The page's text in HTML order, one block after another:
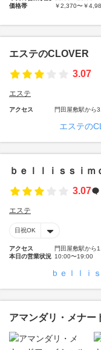
価格帯
￥2,370〜￥
エステのCLOVER
3.07
エステ
アクセス 門田屋敷駅から
エステの
ｂｅｌｌｉｓｓｉｍ
3.07
エステ
日祝OK
アクセス
門田屋敷駅から
本日の営業状況 10:00〜19:00
ｂｅｌｌｉ
アマンダリ・メナー